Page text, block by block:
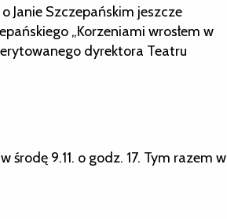
Janie Szczepańskim jeszcze
„Korzeniami wrosłem w
dyrektora Teatru
9.11. o godz. 17. Tym razem w